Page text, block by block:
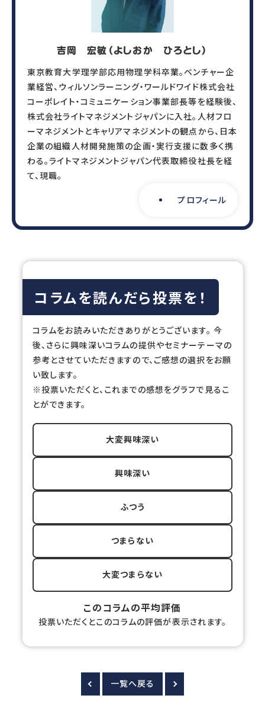
吉岡 宏敏（よしおか ひろとし）
東京教育大学理学部応用物理学科卒業。ベンチャー企
業経営、ウィルソンラーニング・ワールドワイド株式会社
コーポレイト・コミュニケーション事業部長等を経験後、
株式会社ライトマネジメントジャパンに入社。人材フロ
ーマネジメントとキャリアマネジメントの観点から、日本
企業の組織人材開発施策の企画・実行支援に数多く携
わる。ライトマネジメントジャパン代表取締役社長を経
て、現職。
プロフィール
コラムを読んだら投票を！
コラムをお読みいただきありがとうございます。 今
後、さらに興味深いコラムの提供やセミナーテーマの
参考とさせていただきますので、ご感想の選択をお願
い致します。
※投票いただくと、これまでの感想をグラフで見るこ
とができます。
このコラムの平均評価
投票いただくとこのコラムの評価が表示されます。
大変興味深い
興味深い
ふつう
つまらない
大変つまらない
一覧へ戻る